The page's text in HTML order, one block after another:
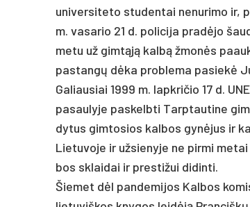
uni­ver­si­te­to stu­den­tai ne­nu­ri­mo ir,
m. va­sa­rio 21 d. po­li­ci­ja pra­dėjo
me­tu už gimtąją kalbą žmonės
pa­stangų dėka pro­ble­ma pa­siekė
Ga­liau­siai 1999 m. lapk­ri­čio 17 d.
pa­sau­ly­je pa­skelb­ti Tarp­tau­ti­ne
dy­tus gim­to­sios kal­bos gynė­jus ir
Lie­tu­vo­je ir už­sie­ny­je ne pir­mi
bos sklai­dai ir pres­ti­žui di­din­ti.
Šie­met dėl pan­de­mi­jos Kal­bos